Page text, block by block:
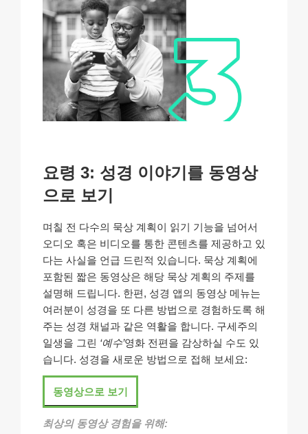
요령 3: 성경 이야기를 동영상
으로 보기
며칠 전 다수의 묵상 계획이 읽기 기능을 넘어서
오디오 혹은 비디오를 통한 콘텐츠를 제공하고 있
다는 사실을 언급 드린적 있습니다. 묵상 계획에
포함된 짧은 동영상은 해당 묵상 계획의 주제를
설명해 드립니다. 한편, 성경 앱의 동영상 메뉴는
여러분이 성경을 또 다른 방법으로 경험하도록 해
주는 성경 채널과 같은 역활을 합니다. 구세주의
일생을 그린 ‘예수’영화 전편을 감상하실 수도 있
습니다. 성경을 새로운 방법으로 접해 보세요:
동영상으로 보기
최상의 동영상 경험을 위해: